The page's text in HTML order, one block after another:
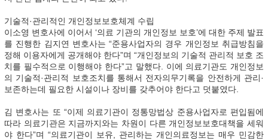
기술적·관리적인 개인정보보호체계 수립
이소영 변호사에 이어서 ‘의료 기관의 개인정보 보호’에 대한 주제 발표
를 진행한 김지연 변호사는 “준용사업자의 경우 개인정보 취급방침을
정해 이용자에게 공개해야 한다”며 “개인정보의 기술적 관리적 보호 조
치를 필수적으로 이행해야 한다”고 말했다. 이에 의료기관도 개인정보
의 기술적·관리적 보호조치를 통해서 전자의무기록을 안전하게 관리·
보존하는데 필요한 시설이나 장비를 갖추어야 한다고 덧붙였다.
김 변호사는 또 “이제 의료기관이 정통망법상 준용사업자로 편입됨에
따라 의료기관은 지금까지와는 차원이 다른 개인정보보호대책을 세워
야 한다”며 “의료기관이 보유, 관리하는 개인의료정보는 매우 민감한